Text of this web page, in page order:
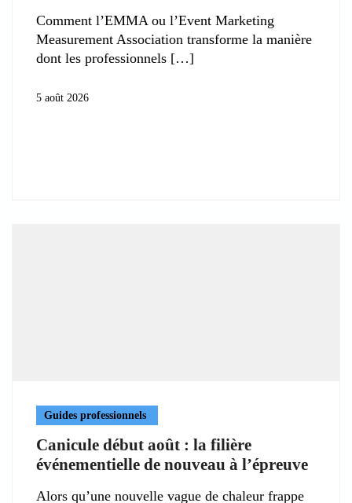
Comment l’EMMA ou l’Event Marketing
Measurement Association transforme la manière
dont les professionnels
5 août 2026
Guides professionnels
Canicule début août : la filière
événementielle de nouveau à l’épreuve
Alors qu’une nouvelle vague de chaleur frappe